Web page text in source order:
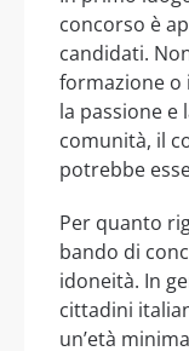
concorso è
candidati.
formazione o
la passione e
comunità, il
potrebbe
Per quanto
bando di
idoneità. In
cittadini
un’età